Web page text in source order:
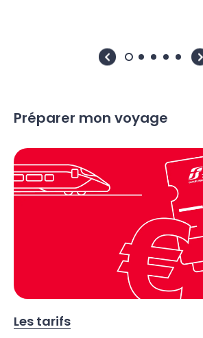
Préparer mon voyage
Les tarifs